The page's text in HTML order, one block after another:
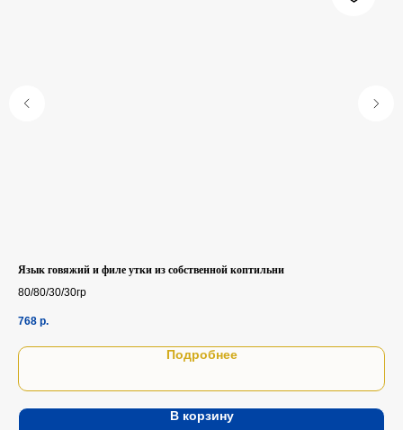
Язык говяжий и филе утки из собственной коптильни
80/80/30/30гр
768 р.
Подробнее
В корзину